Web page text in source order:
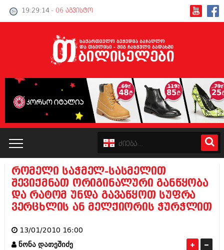
19:29:14 - 06 აგვისტო
კატალოგი
პოლიტიკა
ამბები
რომელი საჭმელ-სასმელით
შევიქმნათ ორიგინალური განწყობა
და რატომ უნდა გავაწყოთ სუფრა
ვერცხლის ან მელქიორის ჭურჭლით
13/01/2010 16:00
ნონა დათეშიძე